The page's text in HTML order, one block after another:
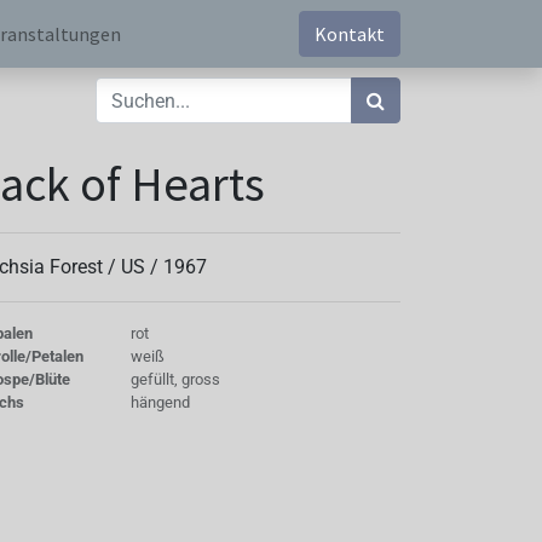
Kontakt
of Hearts
Forest / US / 1967
rot
Petalen
weiß
Blüte
gefüllt, gross
hängend